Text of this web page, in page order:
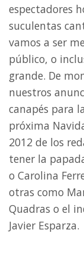
espectadores
suculentas
vamos a ser
público, o
grande. De
nuestros
canapés para
próxima
2012 de los
tener la
o Carolina
otras como
Quadras o el
Javier Esparza.